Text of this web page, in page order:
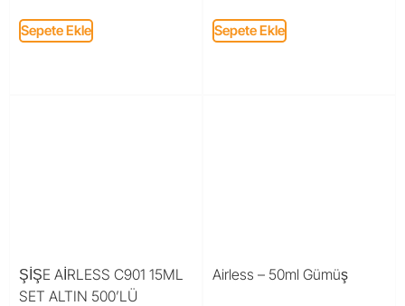
Sepete Ekle Sepete Ekle
ŞİŞE AİRLESS C901 15ML
SET ALTIN 500’LÜ
Airless – 50ml Gümüş